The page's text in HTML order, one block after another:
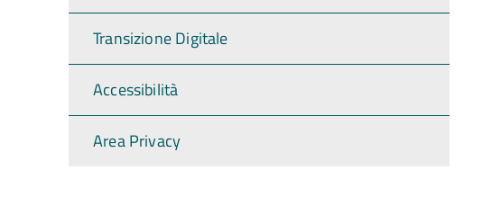
Transizione Digitale
Accessibilità
Area Privacy